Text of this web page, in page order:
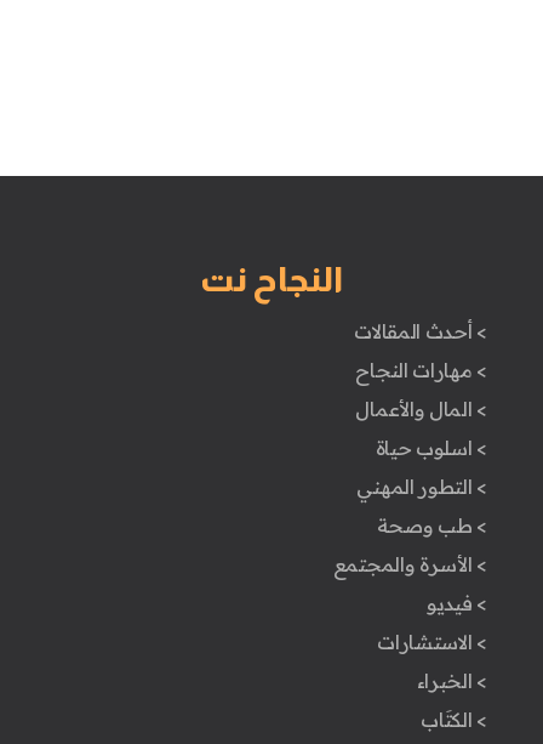
النجاح نت
> أحدث المقالات
> مهارات النجاح
> المال والأعمال
> اسلوب حياة
> التطور المهني
> طب وصحة
> الأسرة والمجتمع
> فيديو
> الاستشارات
> الخبراء
> الكتَاب